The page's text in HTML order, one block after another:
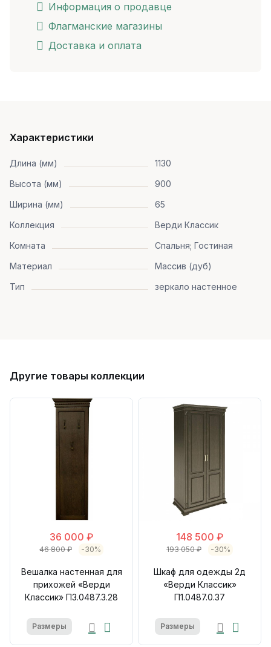
Информация о продавце
Флагманские магазины
Доставка и оплата
Характеристики
Длина (мм)
1130
Высота (мм)
900
Ширина (мм)
65
Коллекция
Верди Классик
Комната
Спальня; Гостиная
Материал
Массив (дуб)
Тип
зеркало настенное
Другие товары коллекции
36 000 ₽
46 800 ₽ -30%
Вешалка настенная для
прихожей «Верди
Классик» П3.0487.3.28
Размеры
148 500 ₽
193 050 ₽ -30%
Шкаф для одежды 2д
«Верди Классик»
П1.0487.0.37
Размеры